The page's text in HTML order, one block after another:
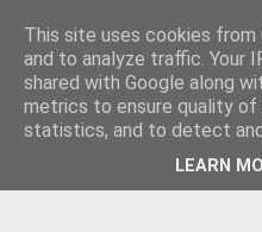
This site uses cookies
and to analyze traffic. Your
shared with Google along
metrics to ensure quality of
statistics, and to detect
LEARN